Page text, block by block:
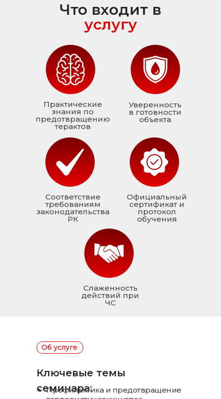
Что входит в
услугу
Практические
знания по
предотвращению
терактов
Слаженность
действий при
ЧС
Официальный
сертификат и
протокол
обучения
Соответствие
требованиям
законодательства
РК
Уверенность
в готовности
объекта
Ключевые темы
семинара:
Профилактика и предотвращение
Об услуге